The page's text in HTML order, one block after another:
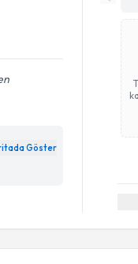
Göster